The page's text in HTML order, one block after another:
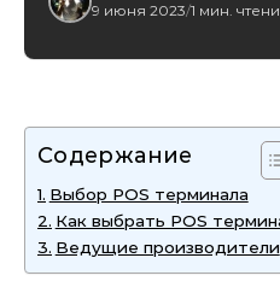
9 июня 2023/1 мин.
Содержание
Выбор POS терминала
Как выбрать POS
Ведущие производители